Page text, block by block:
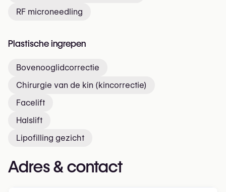
RF microneedling
Plastische ingrepen
Bovenooglidcorrectie
Chirurgie van de kin (kincorrectie)
Facelift
Halslift
Lipofilling gezicht
Adres & contact